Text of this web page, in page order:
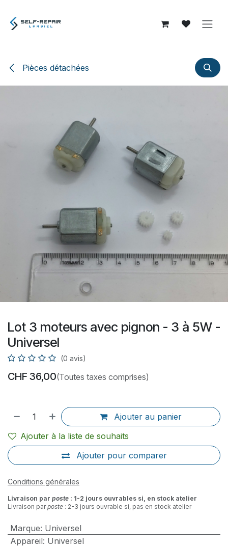
Pièces détachées
Lot 3 moteurs avec pignon - 3 à 5W -
Universel
(0 avis)
CHF 36,00(Toutes taxes comprises)
Ajouter au panier
Ajouter pour comparer
Ajouter à la liste de souhaits
Conditions générales
Livraison par poste : 1-2 jours ouvrables si, en stock atelier
Livraison parposte : 2-3 jours ouvrable si, pas en stock atelier
Marque: Universel
Appareil: Universel